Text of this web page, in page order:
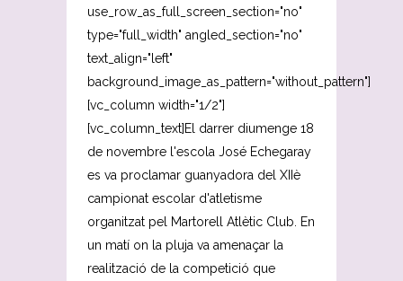
use_row_as_full_screen_section="no"
type="full_width" angled_section="no"
text_align="left"
background_image_as_pattern="without_pattern"]
[vc_column width="1/2"]
[vc_column_text]El darrer diumenge 18
de novembre l'escola José Echegaray
es va proclamar guanyadora del XIIè
campionat escolar d'atletisme
organitzat pel Martorell Atlètic Club. En
un matí on la pluja va amenaçar la
realització de la competició que